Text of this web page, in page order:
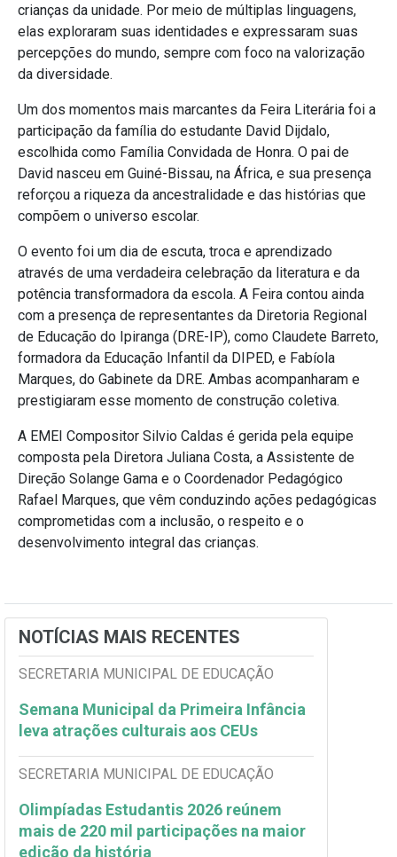
crianças da unidade. Por meio de múltiplas linguagens,
elas exploraram suas identidades e expressaram suas
percepções do mundo, sempre com foco na valorização
da diversidade.
Um dos momentos mais marcantes da Feira Literária foi a
participação da família do estudante David Dijdalo,
escolhida como Família Convidada de Honra. O pai de
David nasceu em Guiné-Bissau, na África, e sua presença
reforçou a riqueza da ancestralidade e das histórias que
compõem o universo escolar.
O evento foi um dia de escuta, troca e aprendizado
através de uma verdadeira celebração da literatura e da
potência transformadora da escola. A Feira contou ainda
com a presença de representantes da Diretoria Regional
de Educação do Ipiranga (DRE-IP), como Claudete Barreto,
formadora da Educação Infantil da DIPED, e Fabíola
Marques, do Gabinete da DRE. Ambas acompanharam e
prestigiaram esse momento de construção coletiva.
A EMEI Compositor Silvio Caldas é gerida pela equipe
composta pela Diretora Juliana Costa, a Assistente de
Direção Solange Gama e o Coordenador Pedagógico
Rafael Marques, que vêm conduzindo ações pedagógicas
comprometidas com a inclusão, o respeito e o
desenvolvimento integral das crianças.
NOTÍCIAS MAIS RECENTES
SECRETARIA MUNICIPAL DE EDUCAÇÃO
Semana Municipal da Primeira Infância
leva atrações culturais aos CEUs
SECRETARIA MUNICIPAL DE EDUCAÇÃO
Olimpíadas Estudantis 2026 reúnem
mais de 220 mil participações na maior
edição da história